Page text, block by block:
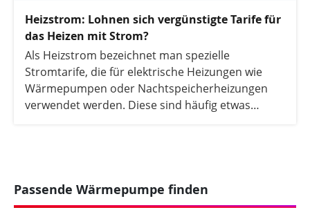
Heizstrom: Lohnen sich vergünstigte Tarife für
das Heizen mit Strom?
Als Heizstrom bezeichnet man spezielle
Stromtarife, die für elektrische Heizungen wie
Wärmepumpen oder Nachtspeicherheizungen
verwendet werden. Diese sind häufig etwas
Passende Wärmepumpe finden